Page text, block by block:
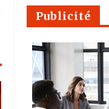
Publicité